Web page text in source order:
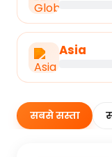
Asia
सबसे सस्ता